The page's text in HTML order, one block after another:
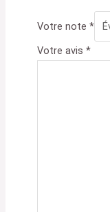
Votre note *
Votre avis *